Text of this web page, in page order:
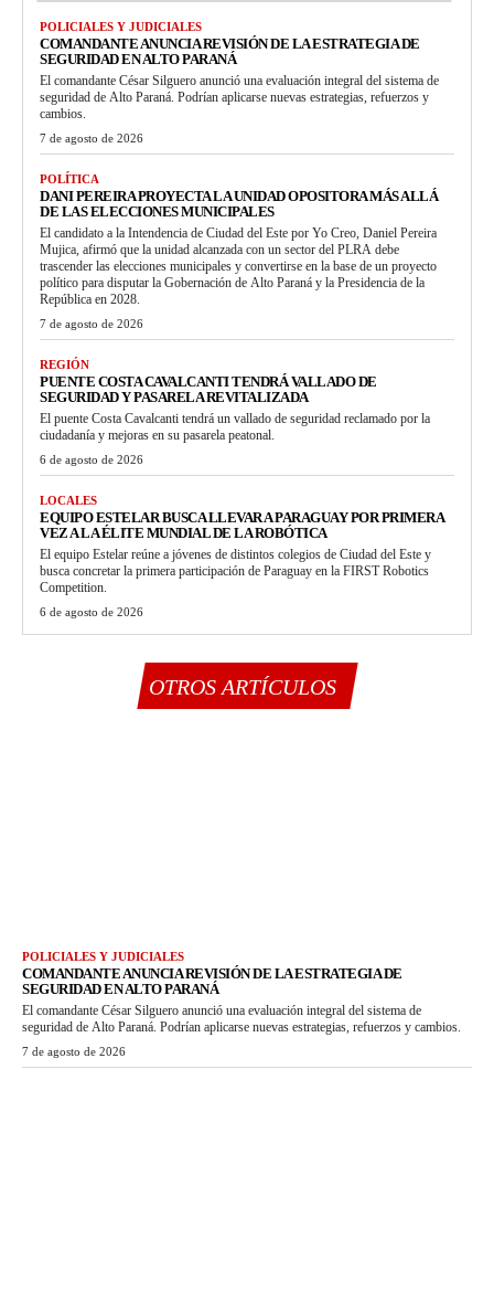
POLICIALES Y JUDICIALES
COMANDANTE ANUNCIA REVISIÓN DE LA ESTRATEGIA DE
SEGURIDAD EN ALTO PARANÁ
El comandante César Silguero anunció una evaluación integral del sistema de
seguridad de Alto Paraná. Podrían aplicarse nuevas estrategias, refuerzos y
cambios.
7 de agosto de 2026
POLÍTICA
DANI PEREIRA PROYECTA LA UNIDAD OPOSITORA MÁS ALLÁ
DE LAS ELECCIONES MUNICIPALES
El candidato a la Intendencia de Ciudad del Este por Yo Creo, Daniel Pereira
Mujica, afirmó que la unidad alcanzada con un sector del PLRA debe
trascender las elecciones municipales y convertirse en la base de un proyecto
político para disputar la Gobernación de Alto Paraná y la Presidencia de la
República en 2028.
7 de agosto de 2026
REGIÓN
PUENTE COSTA CAVALCANTI TENDRÁ VALLADO DE
SEGURIDAD Y PASARELA REVITALIZADA
El puente Costa Cavalcanti tendrá un vallado de seguridad reclamado por la
ciudadanía y mejoras en su pasarela peatonal.
6 de agosto de 2026
LOCALES
EQUIPO ESTELAR BUSCA LLEVAR A PARAGUAY POR PRIMERA
VEZ A LA ÉLITE MUNDIAL DE LA ROBÓTICA
El equipo Estelar reúne a jóvenes de distintos colegios de Ciudad del Este y
busca concretar la primera participación de Paraguay en la FIRST Robotics
Competition.
6 de agosto de 2026
OTROS ARTÍCULOS
POLICIALES Y JUDICIALES
COMANDANTE ANUNCIA REVISIÓN DE LA ESTRATEGIA DE
SEGURIDAD EN ALTO PARANÁ
El comandante César Silguero anunció una evaluación integral del sistema de
seguridad de Alto Paraná. Podrían aplicarse nuevas estrategias, refuerzos y cambios.
7 de agosto de 2026